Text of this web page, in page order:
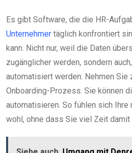
Es gibt Software, die die HR-
Unternehmer täglich konfrontiert
kann. Nicht nur, weil die Daten
zugänglicher werden, sondern
automatisiert werden. Nehmen Sie
Onboarding-Prozess. Sie können
automatisieren. So fühlen sich Ihre
wohl, ohne dass Sie viel Zeit